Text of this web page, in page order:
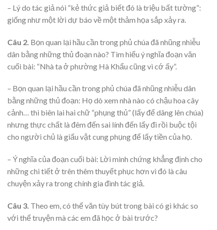
– Lý do tác giả nói “kẻ thức giả biết đó là triệu bất tường”:
giống như một lời dự báo về một thảm họa sắp xảy ra.
Câu 2. Bọn quan lại hầu cần trong phủ chúa đã nhũng nhiễu
dân bằng những thủ đoạn nào? Tìm hiểu ý nghĩa đoạn văn
cuối bài: “Nhà ta ở phường Hà Khẩu cũng vì cớ ấy”.
– Bọn quan lại hầu cần trong phủ chúa đã nhũng nhiễu dân
bằng những thủ đoạn: Họ dò xem nhà nào có chậu hoa cây
cảnh… thì biên lai hai chữ “phụng thủ” (lấy để dâng lên chúa)
nhưng thực chất là đêm đến sai lính đến lấy đi rồi buộc tội
cho người chủ là giấu vật cung phụng để lấy tiền của họ.
– Ý nghĩa của đoạn cuối bài: Lời minh chứng khẳng định cho
những chi tiết ở trên thêm thuyết phục hơn vì đó là câu
chuyện xảy ra trong chính gia đình tác giả.
Câu 3. Theo em, có thể văn tùy bút trong bài có gì khác so
với thể truyện mà các em đã học ở bài trước?